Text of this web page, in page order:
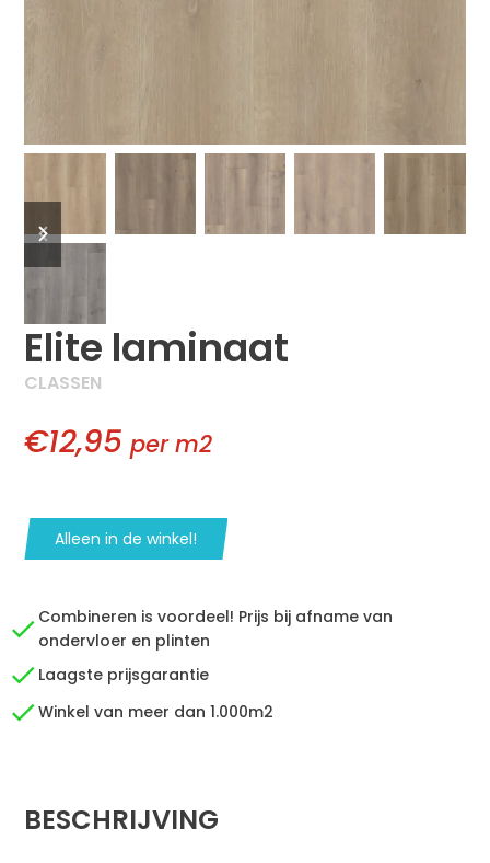
slide
slide
Elite laminaat
CLASSEN
€12,95 per m2
Alleen in de winkel!
Combineren is voordeel! Prijs bij afname van
ondervloer en plinten
Laagste prijsgarantie
Winkel van meer dan 1.000m2
BESCHRIJVING